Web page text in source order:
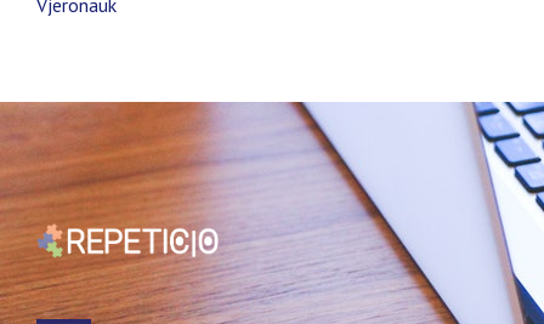
Vjeronauk